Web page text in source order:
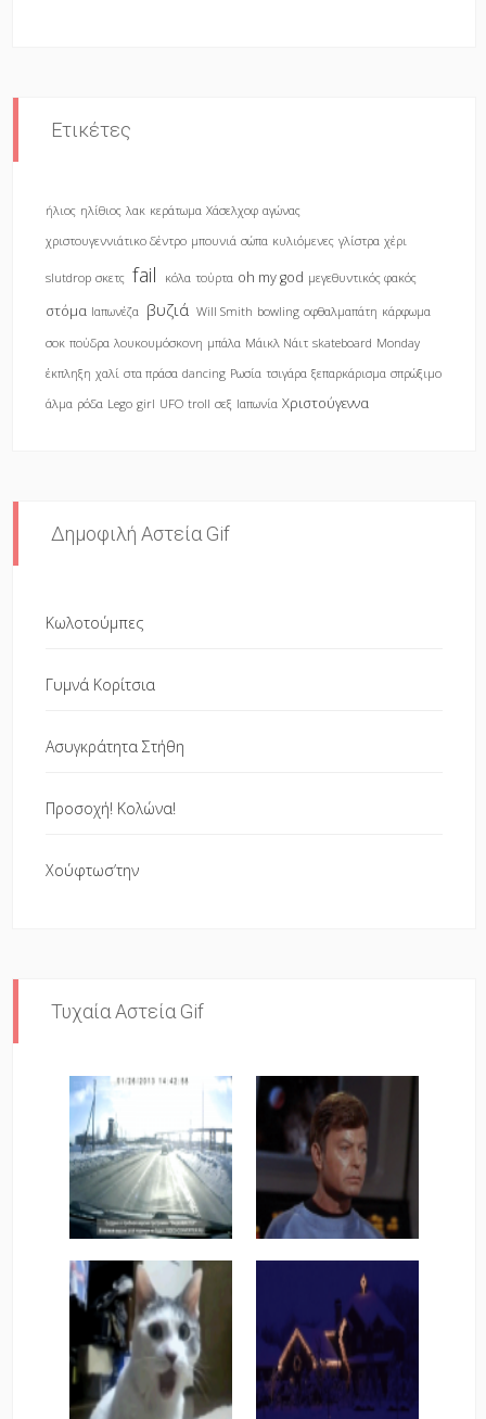
Ετικέτες
ήλιος ηλίθιος λακ κεράτωμα Χάσελχοφ αγώνας
χριστουγεννιάτικο δέντρο μπουνιά σώπα κυλιόμενες γλίστρα χέρι
slutdrop σκετς fail κόλα τούρτα oh my god μεγεθυντικός φακός
στόμα Ιαπωνέζα βυζιά Will Smith bowling οφθαλμαπάτη κάρφωμα
σοκ πούδρα λουκουμόσκονη μπάλα Μάικλ Νάιτ skateboard Monday
έκπληξη χαλί στα πράσα dancing Ρωσία τσιγάρα ξεπαρκάρισμα σπρώξιμο
άλμα ρόδα Lego girl UFO troll σεξ Ιαπωνία Χριστούγεννα
Δημοφιλή Αστεία Gif
Κωλοτούμπες
Γυμνά Κορίτσια
Ασυγκράτητα Στήθη
Προσοχή! Κολώνα!
Χούφτωσ’την
Τυχαία Αστεία Gif